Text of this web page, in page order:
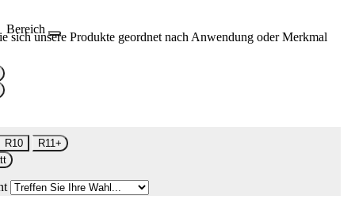
Bereich
sich unsere Produkte geordnet nach Anwendung oder Merkmal
R10
R11+